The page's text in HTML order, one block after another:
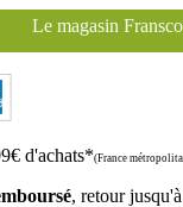
fermé à partir du
d'achats*(France
, retour